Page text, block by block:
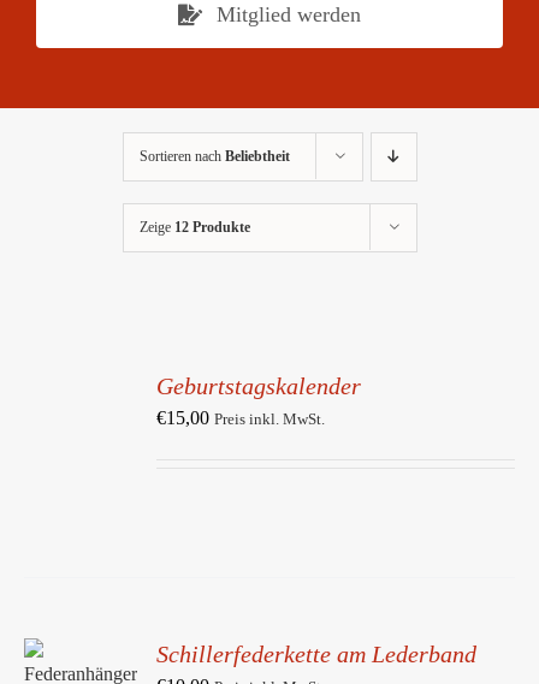
Mitglied werden
Sortieren nach Beliebtheit
Zeige 12 Produkte
Geburtstagskalender
€15,00 Preis inkl. MwSt.
WARENKORB
Schillerfederkette am Lederband